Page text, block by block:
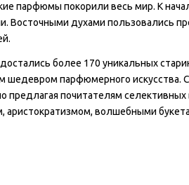
парфюмы покорили весь мир. К
Восточными духами пользовались
более 170 уникальных
шедевром парфюмерного
предлагая почитателям
аристократизмом, волшебными